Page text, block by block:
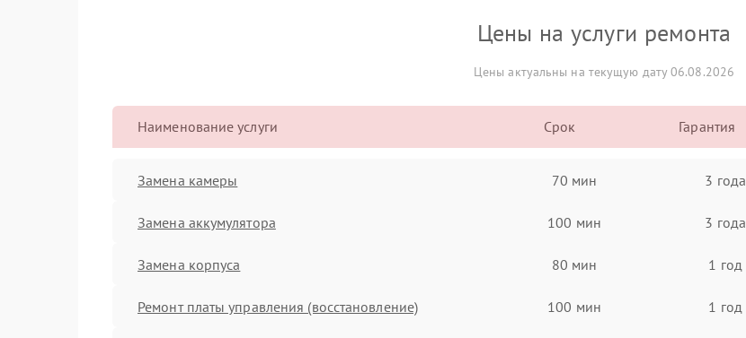
Цены на услуги ремонта
Цены актуальны на текущую дату 06.08.2026
Наименование услуги Срок Гарантия
Замена камеры 70 мин 3 года
Замена аккумулятора 100 мин 3 года
Замена корпуса 80 мин 1 год
Ремонт платы управления (восстановление) 100 мин 1 год